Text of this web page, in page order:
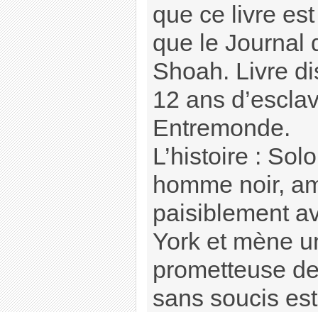
que ce livre
que le Journal
Shoah. Livre
12 ans
Entremonde.
L’histoire :
homme noir,
paisiblement
York et mène
prometteuse
sans soucis